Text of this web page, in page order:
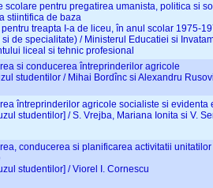
scolare pentru pregatirea umanista, politica si
stiintifica de baza
treapta I-a de liceu, în anul scolar 1975-
de specialitate) / Ministerul Educatiei si
liceal si tehnic profesional
si conducerea întreprinderilor agricole
studentilor / Mihai Bordînc si Alexandru
întreprinderilor agricole socialiste si evidenta
studentilor] / S. Vrejba, Mariana Ionita si V.
conducerea si planificarea activitatii
studentilor] / Viorel I. Cornescu